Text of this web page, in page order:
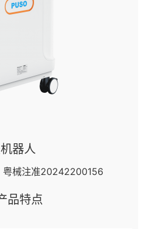
器人
粤械注准20242200156
品特点